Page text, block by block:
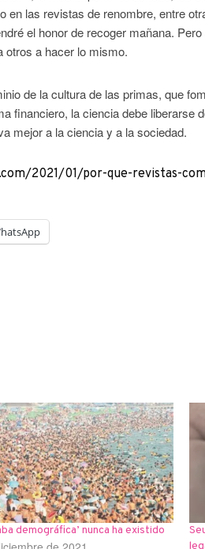
en las revistas de renombre, entre
el honor de recoger mañana.
otros a hacer lo mismo.
de la cultura de las primas, que
financiero, la ciencia debe liberarse
mejor a la ciencia y a la sociedad.
2021/01/por-que-revistas-
demográfica’ nunca ha existido